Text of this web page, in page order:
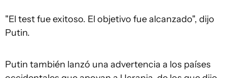
"El test fue exitoso. El objetivo fue alcanzado", dijo
Putin.
Putin también lanzó una advertencia a los países